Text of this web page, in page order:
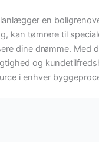
en
kan tømrere til
dine drømme. Med
og
i enhver